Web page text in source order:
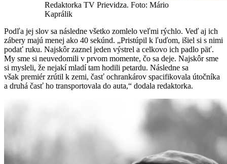
Redaktorka TV Prievidza. Foto: Mário
Kaprálik
Podľa jej slov sa následne všetko zomlelo veľmi rýchlo. Veď aj ich
zábery majú menej ako 40 sekúnd. „Pristúpil k ľuďom, išiel si s nimi
podať ruku. Najskôr zaznel jeden výstrel a celkovo ich padlo päť.
My sme si neuvedomili v prvom momente, čo sa deje. Najskôr sme
si mysleli, že nejakí mladí tam hodili petardu. Následne sa
však premiér zrútil k zemi, časť ochrankárov spacifikovala útočníka
a druhá časť ho transportovala do auta,“ dodala redaktorka.